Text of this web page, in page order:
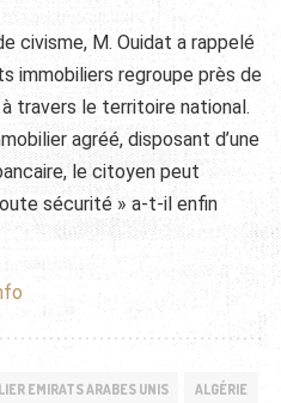
civisme, M. Ouidat a rappelé
immobiliers regroupe près de
travers le territoire national.
agréé, disposant d’une
le citoyen peut
sécurité » a-t-il enfin
EMIRATS ARABES UNIS ALGÉRIE